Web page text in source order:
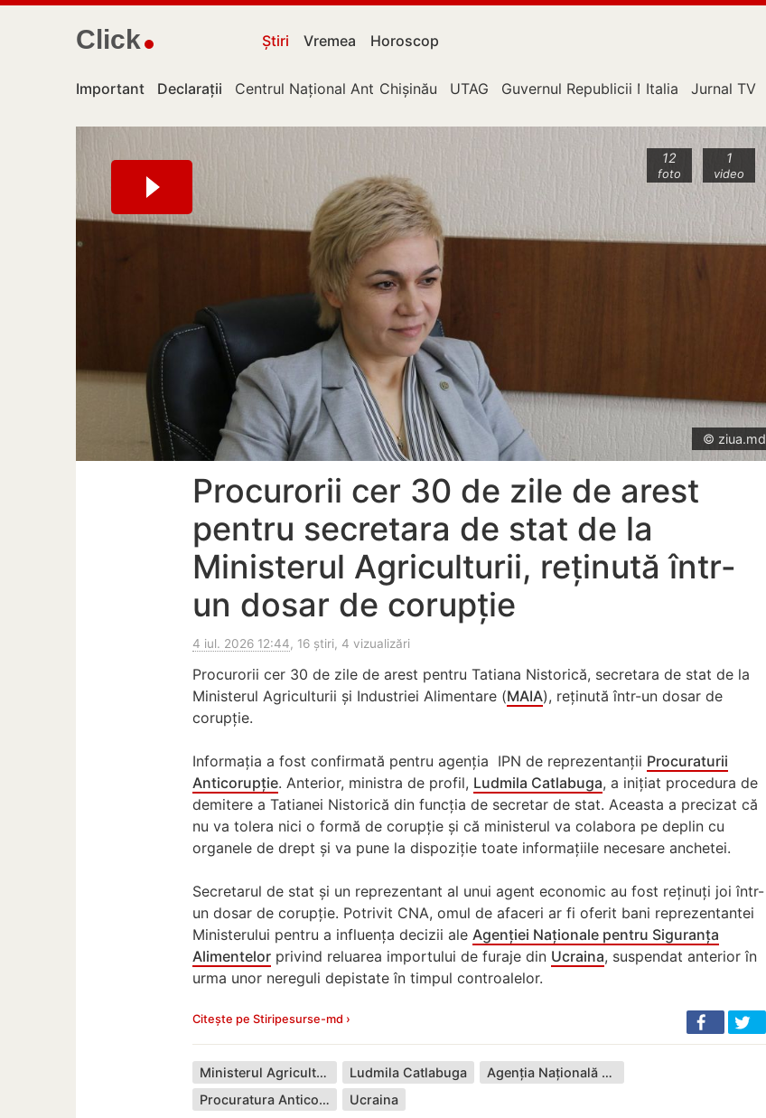
Click Știri Vremea Horoscop
Important Declarații Centrul Național Anticorupție
Chișinău UTAG Guvernul Republicii Moldova
Italia Jurnal TV
12
foto
1
video
© ziua.md
Procurorii cer 30 de zile de arest
pentru secretara de stat de la
Ministerul Agriculturii, reținută într-
un dosar de corupție
4 iul. 2026 12:44, 16 știri, 4 vizualizări
Procurorii cer 30 de zile de arest pentru Tatiana Nistorică, secretara de stat de la
Ministerul Agriculturii și Industriei Alimentare (MAIA), reținută într-un dosar de
corupție.
Informația a fost confirmată pentru agenția IPN de reprezentanții Procuraturii
Anticorupție. Anterior, ministra de profil, Ludmila Catlabuga, a inițiat procedura de
demitere a Tatianei Nistorică din funcția de secretar de stat. Aceasta a precizat că
nu va tolera nici o formă de corupție și că ministerul va colabora pe deplin cu
organele de drept și va pune la dispoziție toate informațiile necesare anchetei.
Secretarul de stat și un reprezentant al unui agent economic au fost reținuți joi într-
un dosar de corupție. Potrivit CNA, omul de afaceri ar fi oferit bani reprezentantei
Ministerului pentru a influența decizii ale Agenției Naționale pentru Siguranța
Alimentelor privind reluarea importului de furaje din Ucraina, suspendat anterior în
urma unor nereguli depistate în timpul controalelor.
Citește pe Stiripesurse-md ›
Ministerul Agriculturii și Industriei Alimentare Ludmila Catlabuga
Agenția Națională pentru Siguranța Alimentelor
Procuratura Anticorupție
Ucraina